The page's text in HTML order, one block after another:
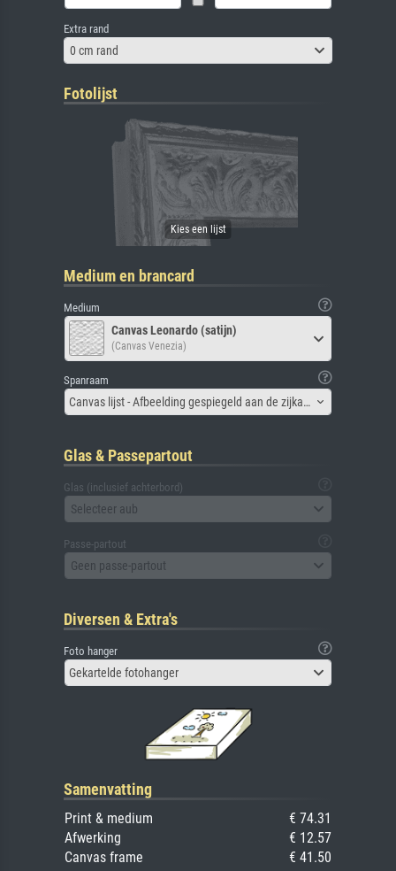
Extra rand
0 cm rand
Fotolijst
Medium en brancard
Medium
Canvas Leonardo (satijn)
(Canvas Venezia)
Spanraam
Canvas lijst - Afbeelding gespiegeld aan de zijkant
Glas & Passepartout
Glas (inclusief achterbord)
Selecteer aub
Passe-partout
Geen passe-partout
Diversen & Extra's
Foto hanger
Gekartelde fotohanger
Samenvatting
Print & medium
€ 74.31
Afwerking
€ 12.57
Canvas frame
€ 41.50